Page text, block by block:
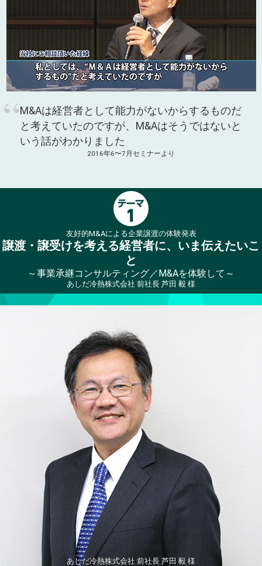
M&Aは経営者として能力がないからするものだ
と考えていたのですが、
M&Aはそうではない と
いう話がわかりました
2016年6〜7月セミナーより
友好的M&Aによる企業譲渡の体験発表
譲渡・譲受けを考える経営者に、いま伝えたいこ
と
～事業承継コンサルティング／M&Aを体験して～
あしだ冷熱株式会社 前社長 芦田 毅 様
あしだ冷熱株式会社 前社長 芦田 毅 様